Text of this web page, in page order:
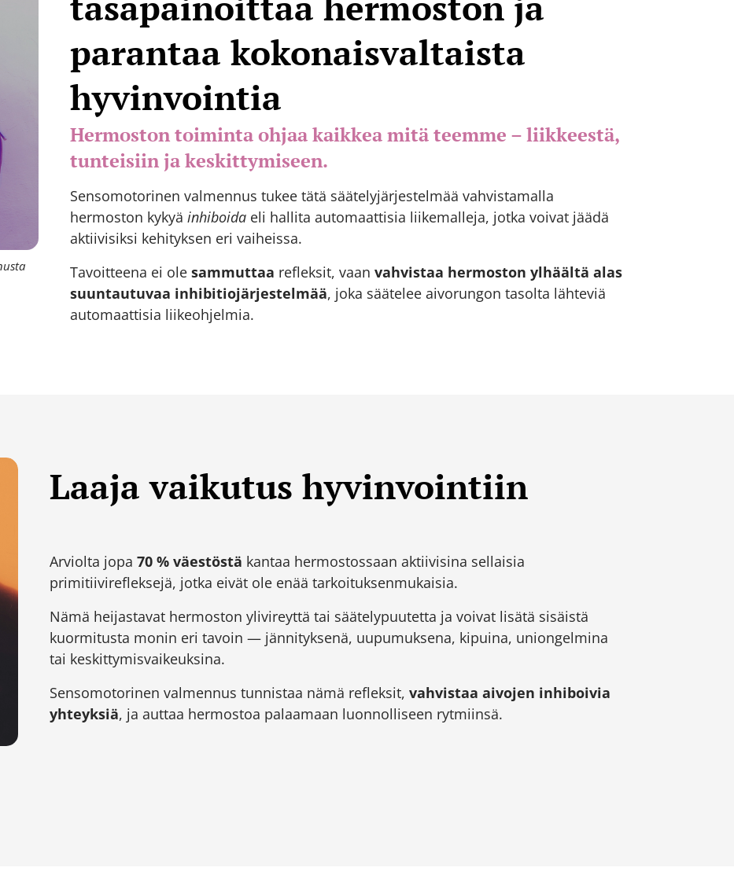
parantaa kokonaisvaltaista
hyvinvointia
Hermoston toiminta ohjaa kaikkea mitä teemme – liikkeestä,
tunteisiin ja keskittymiseen.
Sensomotorinen valmennus tukee tätä säätelyjärjestelmää vahvistamalla
hermoston kykyä inhiboidaeli hallita automaattisia liikemalleja, jotka voivat jäädä
aktiivisiksi kehityksen eri vaiheissa.
Tavoitteena ei ole sammuttaa refleksit, vaan vahvistaa hermoston ylhäältä alas
suuntautuvaa inhibitiojärjestelmää, joka säätelee aivorungon tasolta lähteviä
automaattisia liikeohjelmia.
Laaja vaikutus hyvinvointiin
Arviolta jopa 70 % väestöstä kantaa hermostossaan aktiivisina sellaisia
primitiivirefleksejä, jotka eivät ole enää tarkoituksenmukaisia.
Nämä heijastavat hermoston ylivireyttä tai säätelypuutetta ja voivat lisätä sisäistä
kuormitusta monin eri tavoin — jännityksenä, uupumuksena, kipuina, uniongelmina
tai keskittymisvaikeuksina.
Sensomotorinen valmennus tunnistaa nämä refleksit, vahvistaa aivojen inhiboivia
yhteyksiä, ja auttaa hermostoa palaamaan luonnolliseen rytmiinsä.